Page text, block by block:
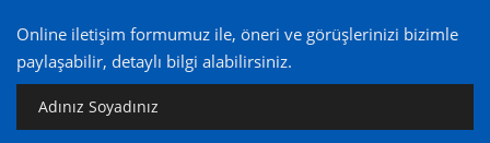
Online iletişim formumuz ile, öneri ve görüşlerinizi bizimle
paylaşabilir, detaylı bilgi alabilirsiniz.